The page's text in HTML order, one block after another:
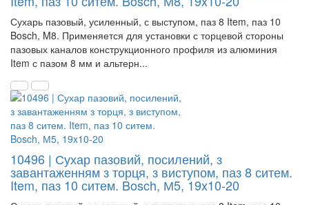
Сухарь пазовый, усиленный, с выступом, паз 8 Item, паз 10
Bosch, M8. Применяется для установки с торцевой стороны
пазовых каналов конструкционного профиля из алюминия
Item с пазом 8 мм и альтерн...
10496 | Сухар пазовий, посилений, з
завантаженням з торця, з виступом, паз 8 ситем.
Item, паз 10 ситем. Bosch, М5, 19x10-20